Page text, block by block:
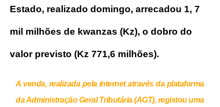
Estado, realizado domingo, arrecadou 1, 7
mil milhões de kwanzas (Kz), o dobro do
valor previsto (Kz 771,6 milhões).
A venda, realizada pela internet através da plataforma
da Administração Geral Tributária (AGT), registou uma